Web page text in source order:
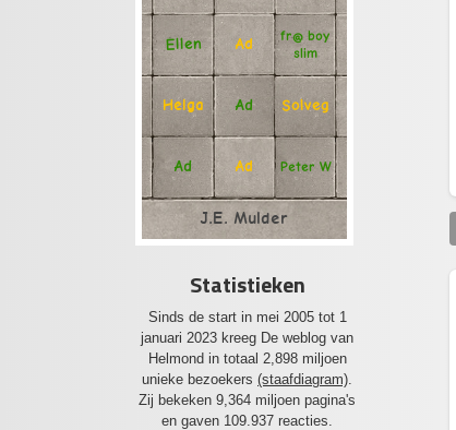
Ellen Ad fr@ boy
slim
Helga Ad Solveg
Ad Ad Peter W
J.E. Mulder
Statistieken
Sinds de start in mei 2005 tot 1
januari 2023 kreeg De weblog van
Helmond in totaal 2,898 miljoen
unieke bezoekers (staafdiagram)
Zij bekeken 9,364 miljoen pagina's
en gaven 109.937 reacties.